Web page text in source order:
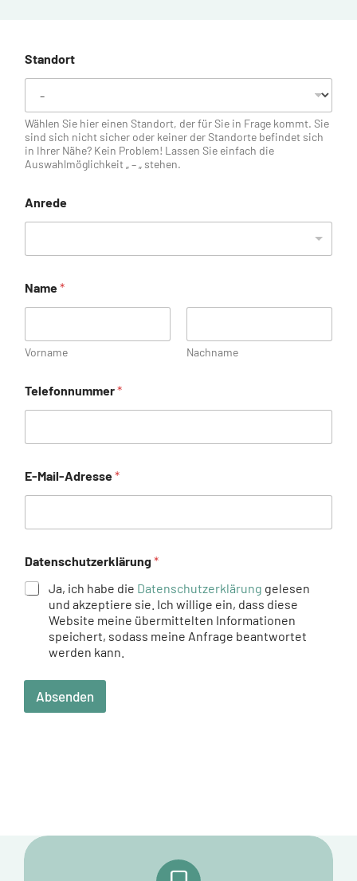
Standort
Wählen Sie hier einen Standort, der für Sie in Frage kommt. Sie
sind sich nicht sicher oder keiner der Standorte befindet sich
in Ihrer Nähe? Kein Problem! Lassen Sie einfach die
Auswahlmöglichkeit „ – „ stehen.
Anrede
Name*
Vorname Nachname
Telefonnummer*
E-Mail-Adresse*
Datenschutzerklärung*
Ja, ich habe die Datenschutzerklärung gelesen
und akzeptiere sie. Ich willige ein, dass diese
Website meine übermittelten Informationen
speichert, sodass meine Anfrage beantwortet
werden kann.
Absenden